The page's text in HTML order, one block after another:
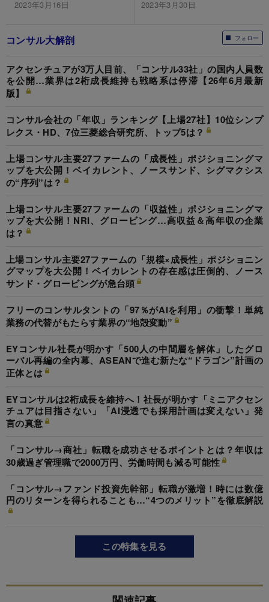
2023年3月16日 2023年3月30日
フォロー
コンサル大解剖
アクセンチュアが3万人目前、「コンサル33社」の国内人員数
を公開…業界は2桁成長維持も戦略系は停滞【26年6月最新
版】
コンサル会社の「年収」ランキング【上場27社】10位シンプ
レクス・HD、7位三菱総合研究所、トップ5は？
上場コンサル主要27ファームの「成長性」ポジショニングマ
ップを大公開！ベイカレント、ノースサンド、シグマクシス
の“序列”は？
上場コンサル主要27ファームの「収益性」ポジショニングマ
ップを大公開！NRI、グロービング…高収益＆高年収の企業
は？
上場コンサル主要27ファームの「規模×成長性」ポジショニン
グマップを大公開！ベイカレントの存在感は圧倒的、ノース
サンド・グロービングが急台頭
フリーのコンサルタントの「97％がAIを利用」の衝撃！単純
業務の代替がもたらす業界の“地殻変動”
EYコンサル社長が明かす「500人の中間層を解体」したグロ
ーバル再編の全内幕、ASEANで進む新たな“ドラゴン”計画の
正体とは
EYコンサルは2桁成長を維持へ！社長が明かす「ミニアクセン
チュアは目指さない」「AI浸透でも採用計画は変えない」発
言の真意
「コンサル→商社」転職を成功させるポイントとは？年収は
30歳過ぎ管理職で2000万円、労働時間も減る可能性
「コンサル→ファンド投資先幹部」転職が激増！時には数億
円のリターンを得られることも…“4つのメリット”を徹底解説
この特集を見る